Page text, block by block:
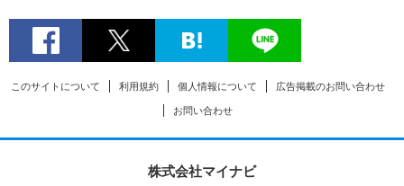
このサイトについて 利用規約 個人情報について 広告掲載のお問い合わせ
お問い合わせ
株式会社マイナビ